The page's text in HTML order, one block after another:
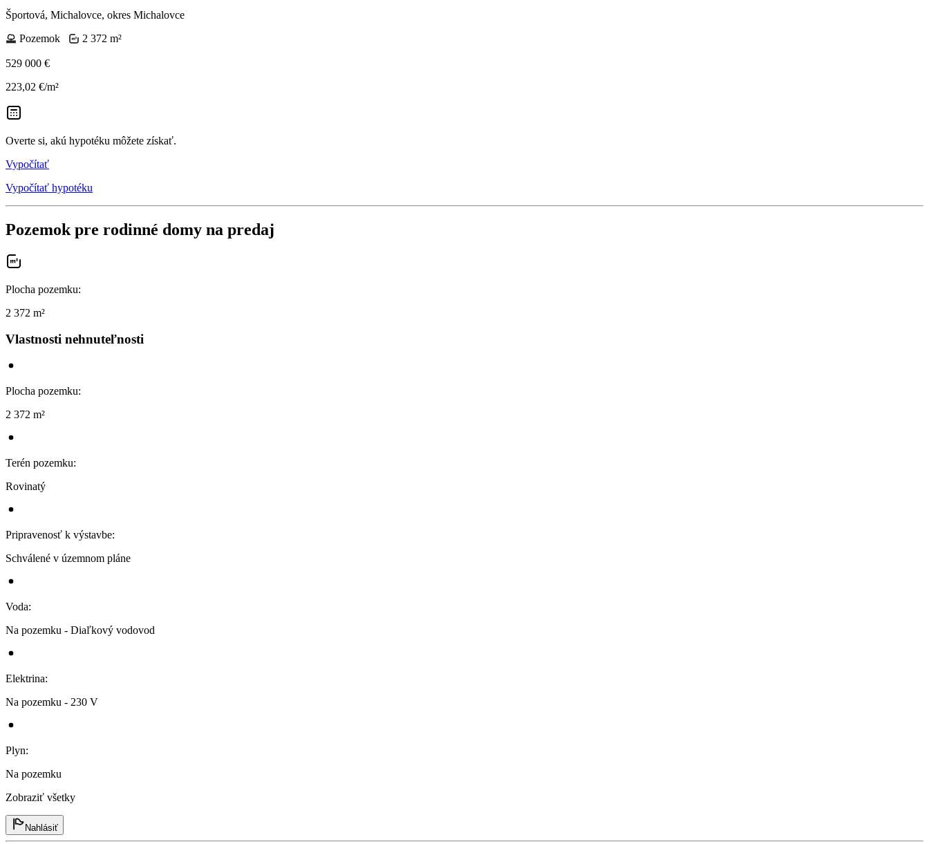
Športová, Michalovce, okres Michalovce
Pozemok
2 372 m²
529 000 €
223,02 €/m²
Overte si, akú hypotéku môžete získať.
Vypočítať
Vypočítať hypotéku
Pozemok pre rodinné domy na predaj
Plocha pozemku:
2 372 m²
Vlastnosti nehnuteľnosti
Plocha pozemku:
2 372 m²
Terén pozemku:
Rovinatý
Pripravenosť k výstavbe:
Schválené v územnom pláne
Voda:
Na pozemku - Diaľkový vodovod
Elektrina:
Na pozemku - 230 V
Plyn:
Na pozemku
Zobraziť všetky
Nahlásiť